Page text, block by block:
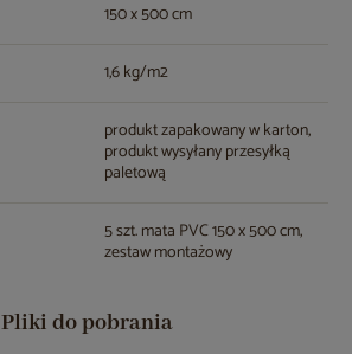
150 x 500 cm
1,6 kg/m2
produkt zapakowany w karton,
produkt wysyłany przesyłką
paletową
5 szt. mata PVC 150 x 500 cm,
zestaw montażowy
Pliki do pobrania